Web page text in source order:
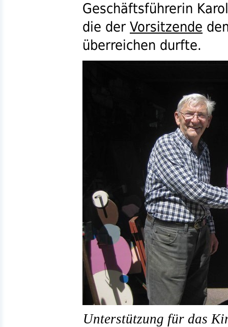
Geschäftsführerin
die der Vorsitzende
überreichen durfte.
Unterstützung für das